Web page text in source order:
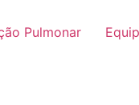
Pulmonar